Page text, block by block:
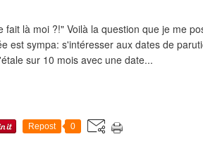
fait là moi ?!" Voilà la question que je me
est sympa: s'intéresser aux dates de
sur 10 mois avec une date...
Repost 0